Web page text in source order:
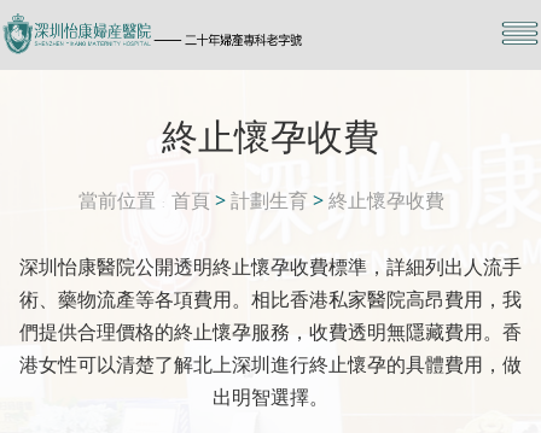
終止懷孕收費
當前位置 首頁 >計劃生育>終止懷孕收費
深圳怡康醫院公開透明終止懷孕收費標準，詳細列出人流手
術、藥物流產等各項費用。相比香港私家醫院高昂費用，我
們提供合理價格的終止懷孕服務，收費透明無隱藏費用。香
港女性可以清楚了解北上深圳進行終止懷孕的具體費用，做
出明智選擇。